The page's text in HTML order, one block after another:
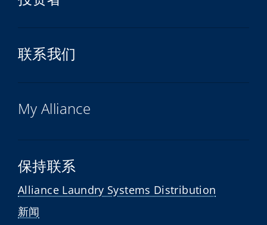
联系我们
My Alliance
保持联系
Alliance Laundry Systems Distribution
新闻